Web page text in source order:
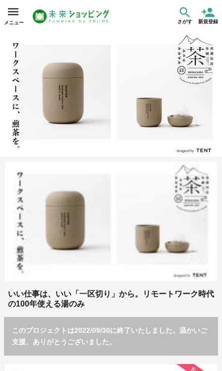
メニュー さがす 新規登録
いい仕事は、いい「一区切り」から。リモートワーク時代
の100年使える湯のみ
このプロジェクトは2022/09/30に終了いたしました。温かいご
支援、ありがとうございました。